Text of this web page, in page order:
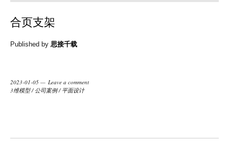
合页支架
Published by 思接千载
2023-01-05
Leave a comment
3维模型/ 公司案例/ 平面设计